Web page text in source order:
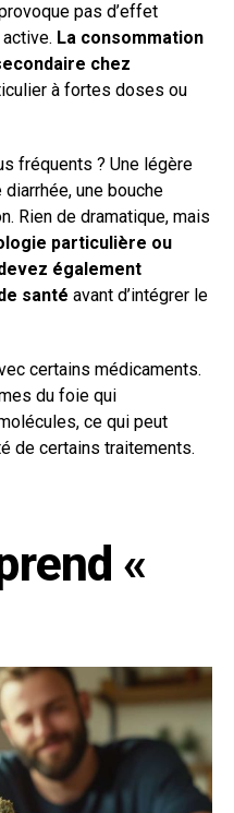
pas d’effet
La consommation
chez
à fortes doses ou
fréquents ? Une légère
une bouche
Rien de dramatique, mais
particulière ou
également
santé avant d’intégrer le
certains médicaments.
du foie qui
ce qui peut
de certains traitements.
«